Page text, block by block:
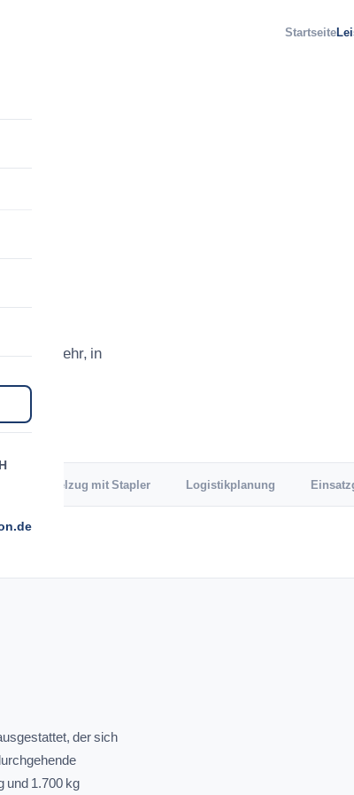
Startseite
von
in
Sattelzug mit Stapler Logistikplanung
der sich
und 1.700 kg